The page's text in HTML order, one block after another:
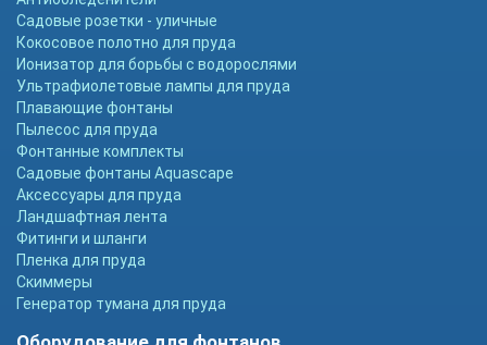
Садовые розетки - уличные
Кокосовое полотно для пруда
Ионизатор для борьбы с водорослями
Ультрафиолетовые лампы для пруда
Плавающие фонтаны
Пылесос для пруда
Фонтанные комплекты
Садовые фонтаны Aquascape
Аксессуары для пруда
Ландшафтная лента
Фитинги и шланги
Пленка для пруда
Скиммеры
Генератор тумана для пруда